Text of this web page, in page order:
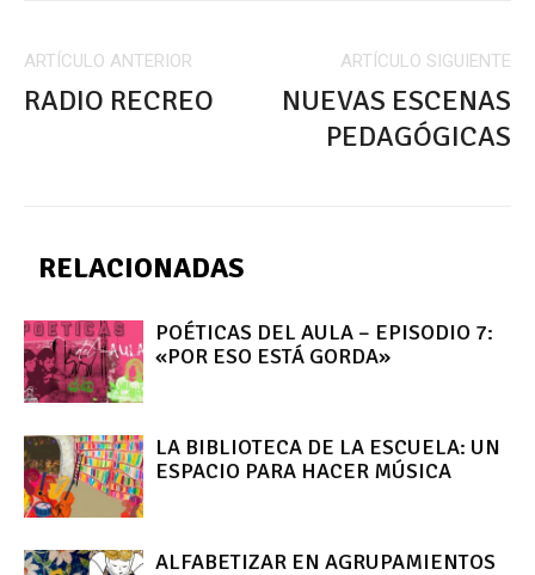
ARTÍCULO ANTERIOR
RADIO RECREO
ARTÍCULO SIGUIENTE
NUEVAS ESCENAS
PEDAGÓGICAS
RELACIONADAS
POÉTICAS DEL AULA – EPISODIO 7:
«POR ESO ESTÁ GORDA»
LA BIBLIOTECA DE LA ESCUELA: UN
ESPACIO PARA HACER MÚSICA
ALFABETIZAR EN AGRUPAMIENTOS